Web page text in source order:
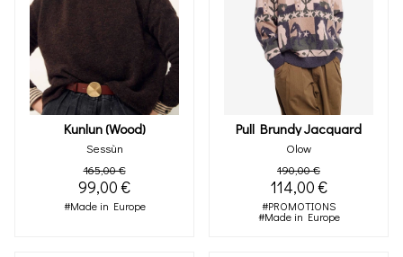
Kunlun (wood)
Sessùn
165,00 €
99,00 €
#Made in Europe
Pull Brundy Jacquard
Olow
190,00 €
114,00 €
#PROMOTIONS
#Made in Europe